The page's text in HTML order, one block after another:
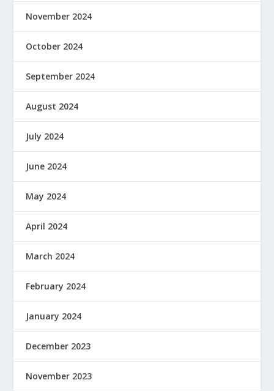
November 2024
October 2024
September 2024
August 2024
July 2024
June 2024
May 2024
April 2024
March 2024
February 2024
January 2024
December 2023
November 2023